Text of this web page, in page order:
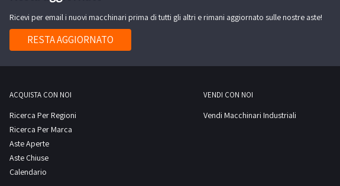
Ricevi per email i nuovi macchinari prima di tutti gli altri e rimani aggiornato sulle nostre aste!
RESTA AGGIORNATO
ACQUISTA CON NOI
Ricerca Per Regioni
Ricerca Per Marca
Aste Aperte
Aste Chiuse
Calendario
VENDI CON NOI
Vendi Macchinari Industriali